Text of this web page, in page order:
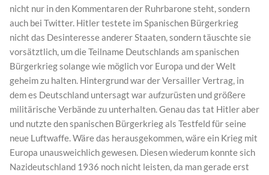
nicht nur in den Kommentaren der Ruhrbarone steht, sondern
auch bei Twitter. Hitler testete im Spanischen Bürgerkrieg
nicht das Desinteresse anderer Staaten, sondern täuschte sie
vorsätztlich, um die Teilname Deutschlands am spanischen
Bürgerkrieg solange wie möglich vor Europa und der Welt
geheim zu halten. Hintergrund war der Versailler Vertrag, in
dem es Deutschland untersagt war aufzurüsten und größere
militärische Verbände zu unterhalten. Genau das tat Hitler aber
und nutzte den spanischen Bürgerkrieg als Testfeld für seine
neue Luftwaffe. Wäre das herausgekommen, wäre ein Krieg mit
Europa unausweichlich gewesen. Diesen wiederum konnte sich
Nazideutschland 1936 noch nicht leisten, da man gerade erst